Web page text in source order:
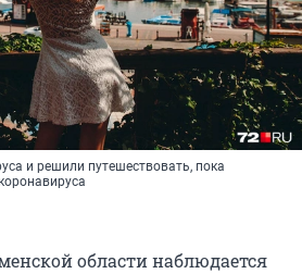
и решили путешествовать, пока
области наблюдается